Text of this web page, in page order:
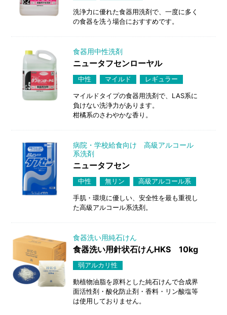
洗浄力に優れた食器用洗剤で、一度に多く
の食器を洗う場合におすすめです。
食器用中性洗剤
ニュータフセンローヤル
中性 マイルド レギュラー
マイルドタイプの食器用洗剤で、LAS系に
負けない洗浄力があります。
柑橘系のさわやかな香り。
病院・学校給食向け 高級アルコール
系洗剤
ニュータフセン
中性 無リン 高級アルコール系
手肌・環境に優しい、安全性を最も重視し
た高級アルコール系洗剤。
食器洗い用純石けん
食器洗い用針状石けんHKS 10kg
弱アルカリ性
動植物油脂を原料とした純石けんで合成界
面活性剤・酸化防止剤・香料・リン酸塩等
は使用しておりません。